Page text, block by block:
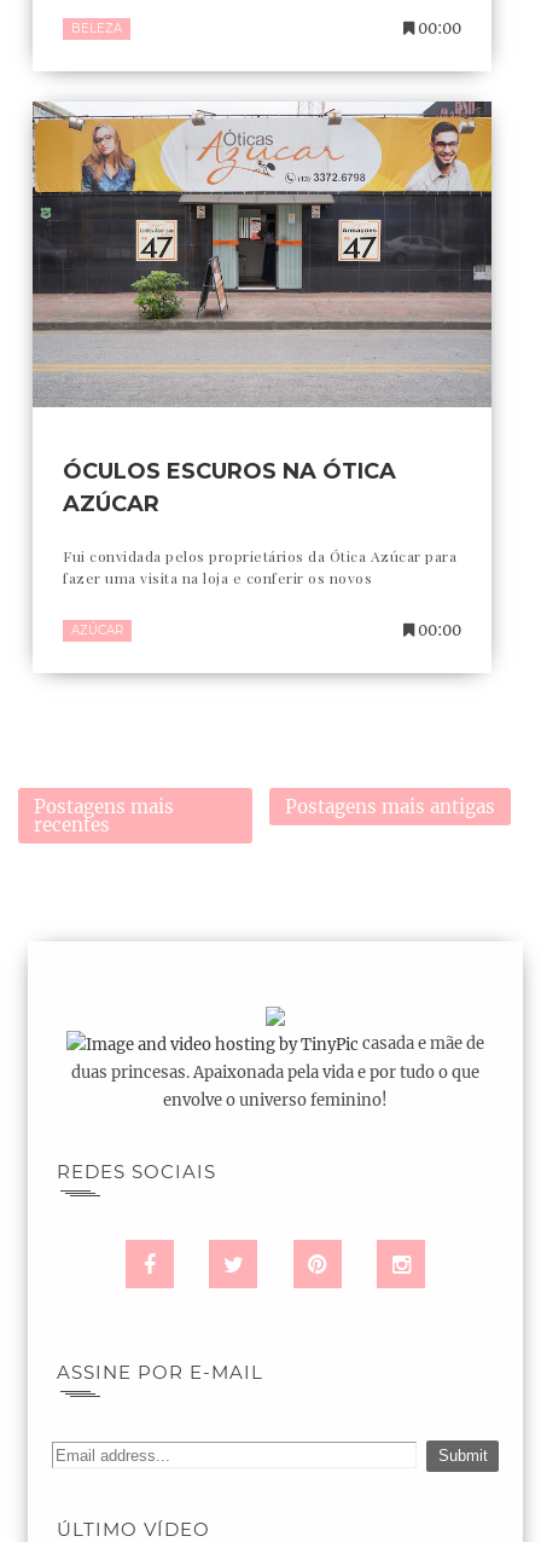
BELEZA 00:00
ÓCULOS ESCUROS NA ÓTICA
AZÚCAR
Fui convidada pelos proprietários da Ótica Azúcar para
fazer uma visita na loja e conferir os novos
AZÚCAR 00:00
Postagens mais
recentes
Postagens mais antigas
casada e mãe de
duas princesas. Apaixonada pela vida e por tudo o que
envolve o universo feminino!
REDES SOCIAIS
ASSINE POR E-MAIL
ÚLTIMO VÍDEO